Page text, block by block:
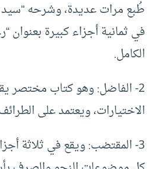
طُبع مرات عديدة، وشرحه
في ثمانية أجزاء كبيرة بعنوان
الكامل.
2- الفاضل: وهو كتاب مختصر
الاختيارات، ويعتمد على
3- المقتضب: ويقع في ثلاثة